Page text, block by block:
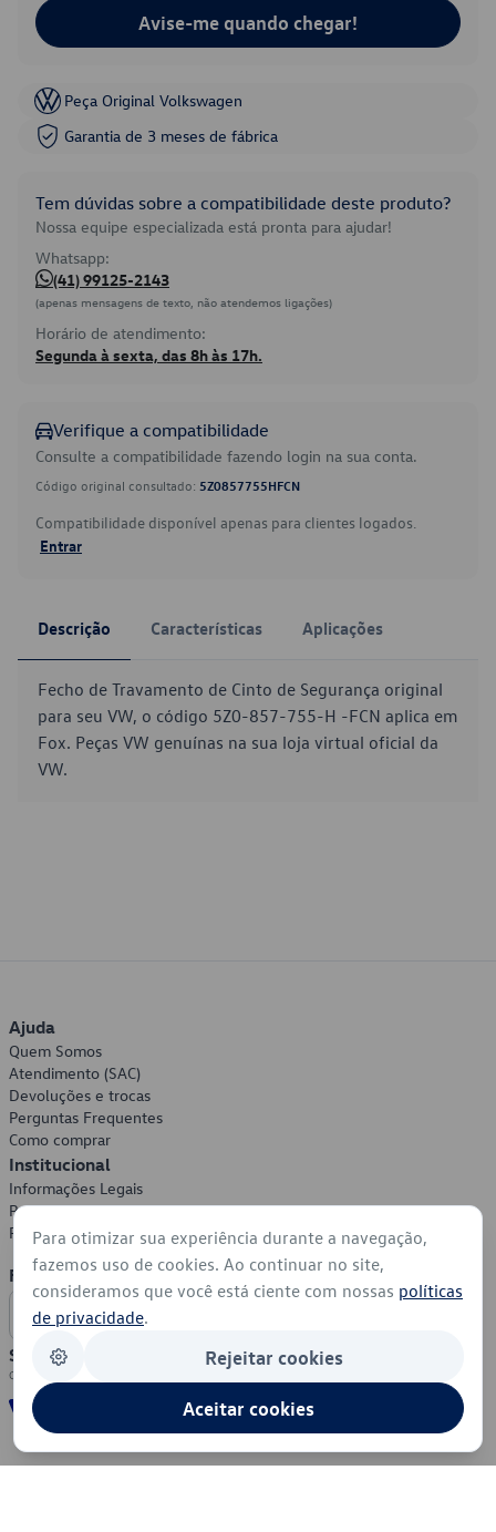
Avise-me quando chegar!
Peça Original Volkswagen
Garantia de 3 meses de fábrica
Tem dúvidas sobre a compatibilidade deste produto?
Nossa equipe especializada está pronta para ajudar!
Whatsapp:
(41) 99125-2143
(apenas mensagens de texto, não atendemos ligações)
Horário de atendimento:
Segunda à sexta, das 8h às 17h.
Verifique a compatibilidade
Consulte a compatibilidade fazendo login na sua conta.
Código original consultado: 5Z0857755HFCN
Compatibilidade disponível apenas para clientes logados.
Entrar
Descrição Características Aplicações
Fecho de Travamento de Cinto de Segurança original
para seu VW, o código 5Z0-857-755-H -FCN aplica em
Fox. Peças VW genuínas na sua loja virtual oficial da
VW.
Ajuda
Quem Somos
Atendimento (SAC)
Devoluções e trocas
Perguntas Frequentes
Como comprar
Institucional
Informações Legais
Política de Privacidade
Política de Cookies
Formas de Pagamento
Segurança
Para otimizar sua experiência durante a navegação,
fazemos uso de cookies. Ao continuar no site,
consideramos que você está ciente com nossas políticas
de privacidade.
Rejeitar cookies
Aceitar cookies